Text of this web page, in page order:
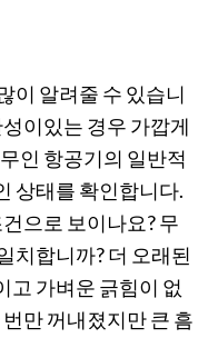
이 알려줄 수 있습니
이있는 경우 가깝게
인 항공기의 일반적
상태를 확인합니다.
으로 보이나요? 무
치합니까? 더 오래된
고 가벼운 긁힘이 없
만 꺼내졌지만 큰 흠